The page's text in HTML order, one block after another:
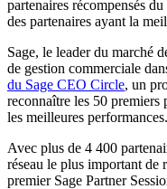
partenaires récompensés
des partenaires ayant la
Sage, le leader du marché
de gestion commerciale
du Sage CEO Circle, un
reconnaître les 50 premiers
les meilleures performances.
Avec plus de 4 400
réseau le plus important de
premier Sage Partner